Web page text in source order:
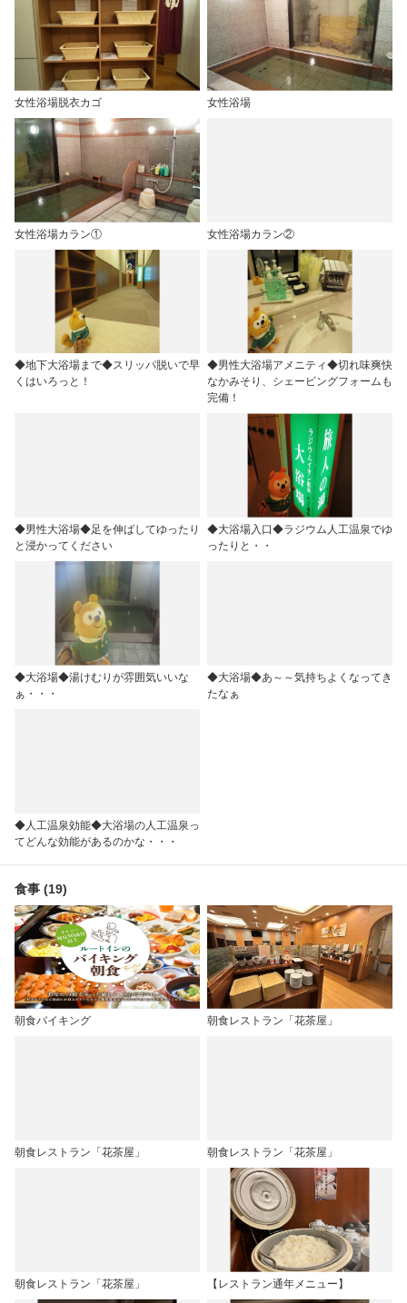
女性浴場脱衣カゴ 女性浴場
女性浴場カラン① 女性浴場カラン②
◆地下大浴場まで◆スリッパ脱いで早
くはいろっと！
◆男性大浴場アメニティ◆切れ味爽快
なかみそり、シェービングフォームも
完備！
◆男性大浴場◆足を伸ばしてゆったり
と浸かってください
◆大浴場入口◆ラジウム人工温泉でゆ
ったりと・・
◆大浴場◆湯けむりが雰囲気いいな
ぁ・・・
◆大浴場◆あ～～気持ちよくなってき
たなぁ
◆人工温泉効能◆大浴場の人工温泉っ
てどんな効能があるのかな・・・
食事 (19)
朝食バイキング 朝食レストラン「花茶屋」
朝食レストラン「花茶屋」 朝食レストラン「花茶屋」
朝食レストラン「花茶屋」 【レストラン通年メニュー】